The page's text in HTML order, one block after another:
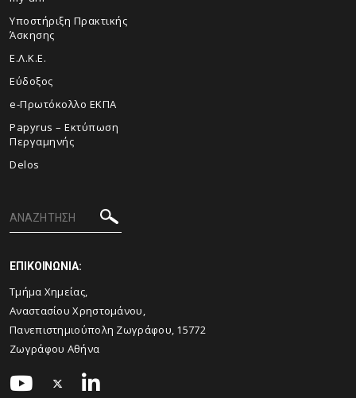
Υποστήριξη Πρακτικής
Άσκησης
Ε.Λ.Κ.Ε.
Εύδοξος
e-Πρωτόκολλο ΕΚΠΑ
Papyrus – Εκτύπωση
Περγαμηνής
Delos
ΕΠΙΚΟΙΝΩΝΙΑ:
Τμήμα Χημείας,
Αναστασίου Χρηστομάνου,
Πανεπιστημιούπολη Ζωγράφου, 15772
Ζωγράφου Αθήνα